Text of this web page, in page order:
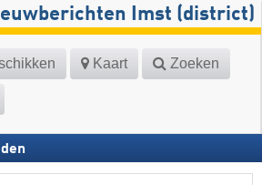
Imst (district)
Kaart Zoeken